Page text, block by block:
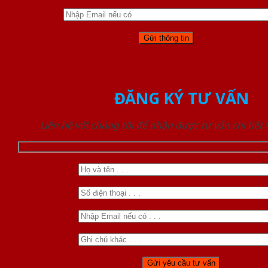
ĐĂNG KÝ TƯ VẤN
Liên hệ với chúng tôi để nhận được tư vấn chi tiết